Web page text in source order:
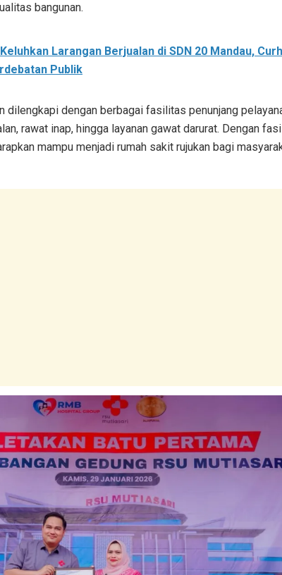
bangunan.
Larangan Berjualan di SDN 20 Mandau,
Publik
dilengkapi dengan berbagai fasilitas penunjang
rawat inap, hingga layanan gawat darurat. Dengan
mampu menjadi rumah sakit rujukan bagi